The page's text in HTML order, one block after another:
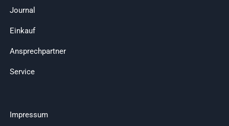
Journal
Einkauf
Ansprechpartner
Service
Impressum